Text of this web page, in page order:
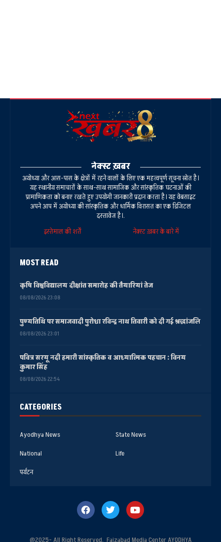
CATEGORIES
Ayodhya News
State News
National
Life
पर्यटन
नेक्स्ट ख़बर
अयोध्या और आस-पास के क्षेत्रों में रहने वालों के लिए एक महत्वपूर्ण सूचना स्रोत है।
यह स्थानीय समाचारों के साथ-साथ सामाजिक और सांस्कृतिक घटनाओं की
प्रामाणिकता को बनाए रखते हुए उपयोगी जानकारी प्रदान करता है। यह वेबसाइट
अपने आप में अयोध्या की सांस्कृतिक और धार्मिक विरासत का एक डिजिटल
दस्तावेज है।.
इस्तेमाल की शर्तें
नेक्स्ट ख़बर के बारे में
MOST READ
कृषि विश्वविद्यालय दीक्षांत समारोह की तैयारियां तेज
08/08/2026 23:08
पुण्यतिथि पर समाजवादी पुरोधा रविन्द्र नाथ तिवारी को दी गई श्रद्धांजलि
08/08/2026 23:01
पवित्र सरयू नदी हमारी सांस्कृतिक व आध्यात्मिक पहचान : विनय
कुमार सिंह
08/08/2026 22:54
@2025- All Right Reserved. Faizabad Media Center AYODHYA